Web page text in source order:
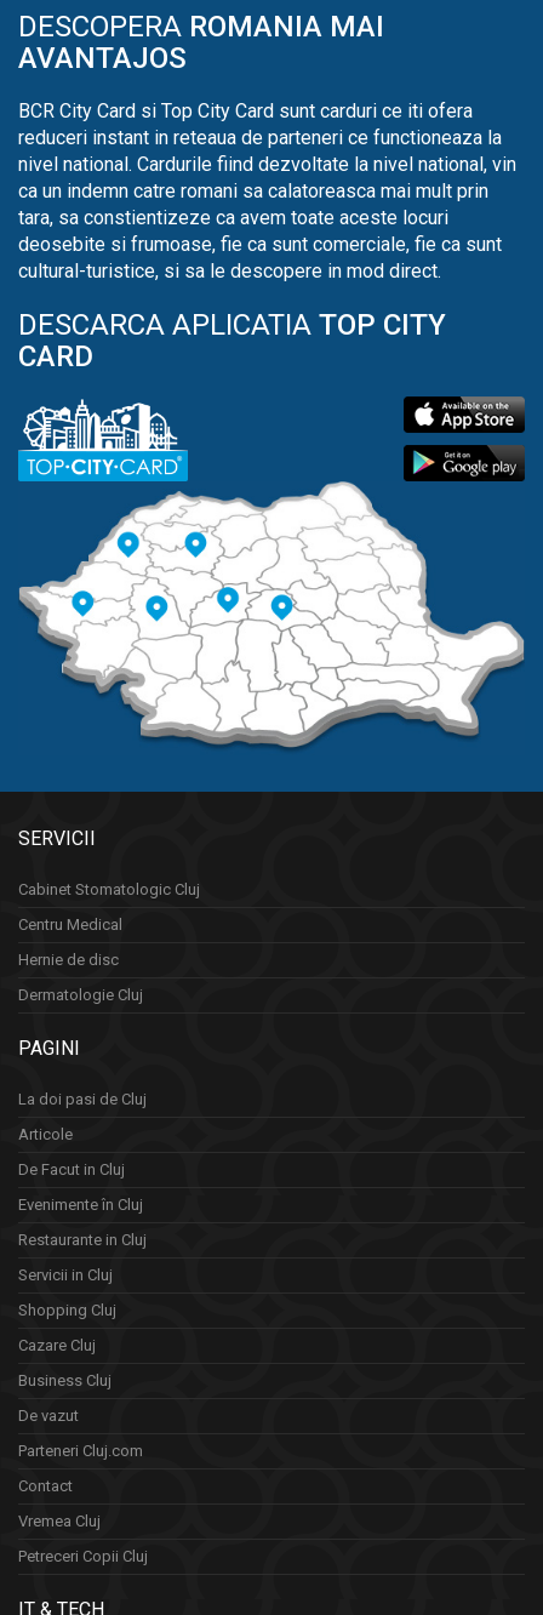
DESCOPERA ROMANIA MAI
AVANTAJOS
BCR City Card si Top City Card sunt carduri ce iti ofera
reduceri instant in reteaua de parteneri ce functioneaza la
nivel national. Cardurile fiind dezvoltate la nivel national, vin
ca un indemn catre romani sa calatoreasca mai mult prin
tara, sa constientizeze ca avem toate aceste locuri
deosebite si frumoase, fie ca sunt comerciale, fie ca sunt
cultural-turistice, si sa le descopere in mod direct.
DESCARCA APLICATIA TOP CITY
CARD
SERVICII
Cabinet Stomatologic Cluj
Centru Medical
Hernie de disc
Dermatologie Cluj
PAGINI
La doi pasi de Cluj
Articole
De Facut in Cluj
Evenimente în Cluj
Restaurante in Cluj
Servicii in Cluj
Shopping Cluj
Cazare Cluj
Business Cluj
De vazut
Parteneri Cluj.com
Contact
Vremea Cluj
Petreceri Copii Cluj
IT & TECH